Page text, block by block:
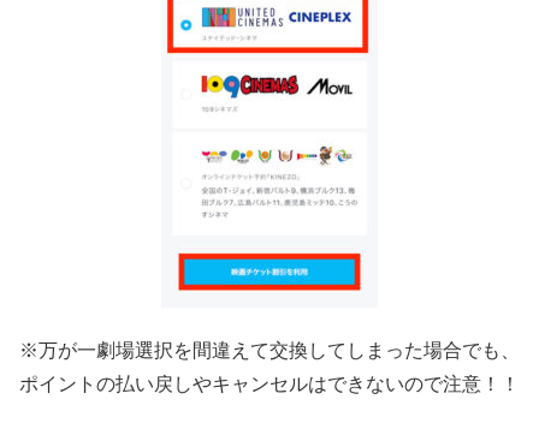
※万が一劇場選択を間違えて交換してしまった場合でも、
ポイントの払い戻しやキャンセルはできないので注意！！